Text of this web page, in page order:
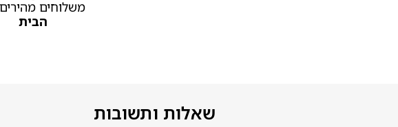
משלוחים
הבית
שאלות ותשובות